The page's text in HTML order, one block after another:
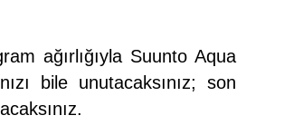
ağırlığıyla Suunto Aqua
bile unutacaksınız; son